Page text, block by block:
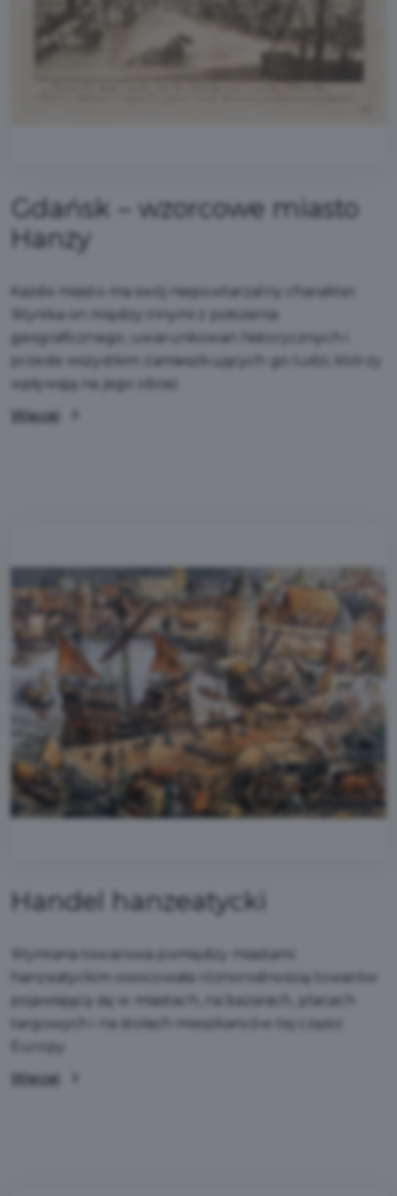
Gdańsk – wzorcowe miasto
Hanzy
Każde miasto ma swój niepowtarzalny charakter.
Wynika on między innymi z położenia
geograficznego, uwarunkowań historycznych i
przede wszystkim zamieszkujących go ludzi, którzy
wpływają na jego obraz.
Więcej
Handel hanzeatycki
Wymiana towarowa pomiędzy miastami
hanzeatyckim owocowała różnorodnością towarów
pojawiającą się w miastach, na bazarach, placach
targowych i na stołach mieszkańców tej części
Europy.
Więcej